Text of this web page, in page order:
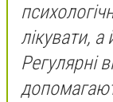
лікувати, а
Регулярні